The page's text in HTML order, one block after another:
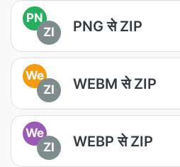
PN
ZI
PNG से ZIP
We
ZI
WEBM से ZIP
We
ZI
WEBP से ZIP